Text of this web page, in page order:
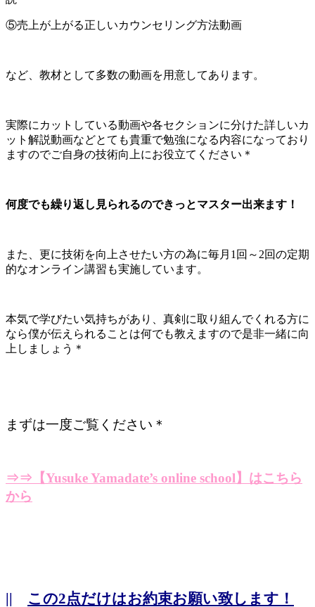
⑤売上が上がる正しいカウンセリング方法動画
など、教材として多数の動画を用意してあります。
実際にカットしている動画や各セクションに分けた詳しいカ
ット解説動画などとても貴重で勉強になる内容になっており
ますのでご自身の技術向上にお役立てください＊
何度でも繰り返し見られるのできっとマスター出来ます！
また、更に技術を向上させたい方の為に毎月1回～2回の定期
的なオンライン講習も実施しています。
本気で学びたい気持ちがあり、真剣に取り組んでくれる方に
なら僕が伝えられることは何でも教えますので是非一緒に向
上しましょう＊
まずは一度ご覧ください＊
⇒⇒【Yusuke Yamadate’s online school】はこちら
から
|| この2点だけはお約束お願い致します！